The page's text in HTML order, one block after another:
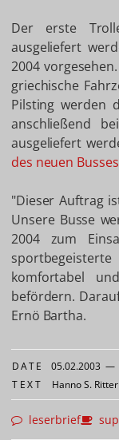
Der erste
ausgeliefert
2004
griechische
Pilsting werden
anschließend
ausgeliefert
des neuen
"Dieser Auftrag
Unsere Busse
2004 zum
komfortabel
befördern.
Ernö Bartha.
DATE 05.02.2003 —
TEXT Hanno S. Ritter
leserbrief